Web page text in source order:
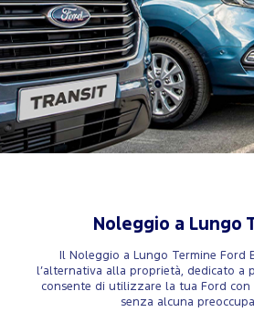
Noleggio a Lungo
Il Noleggio a Lungo Termine Ford
l’alternativa alla proprietà, dedicato a
consente di utilizzare la tua Ford con
senza alcuna